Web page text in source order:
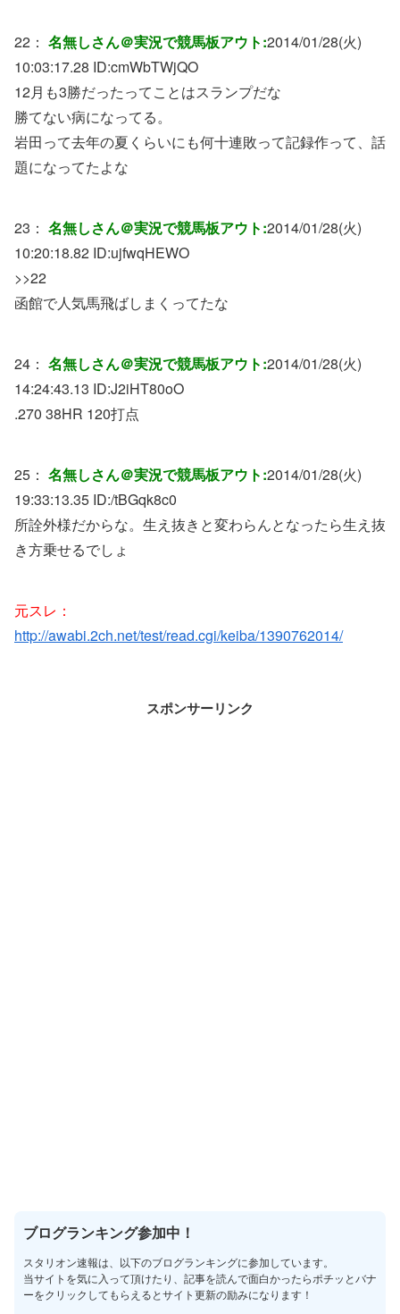
22： 名無しさん＠実況で競馬板アウト:2014/01/28(火)
10:03:17.28 ID:cmWbTWjQO
12月も3勝だったってことはスランプだな
勝てない病になってる。
岩田って去年の夏くらいにも何十連敗って記録作って、話
題になってたよな
23： 名無しさん＠実況で競馬板アウト:2014/01/28(火)
10:20:18.82 ID:ujfwqHEWO
>>22
函館で人気馬飛ばしまくってたな
24： 名無しさん＠実況で競馬板アウト:2014/01/28(火)
14:24:43.13 ID:J2iHT80oO
.270 38HR 120打点
25： 名無しさん＠実況で競馬板アウト:2014/01/28(火)
19:33:13.35 ID:/tBGqk8c0
所詮外様だからな。生え抜きと変わらんとなったら生え抜
き方乗せるでしょ
元スレ：
http://awabi.2ch.net/test/read.cgi/keiba/1390762014/
スポンサーリンク
ブログランキング参加中！
スタリオン速報は、以下のブログランキングに参加しています。
当サイトを気に入って頂けたり、記事を読んで面白かったらポチッとバナ
ーをクリックしてもらえるとサイト更新の励みになります！